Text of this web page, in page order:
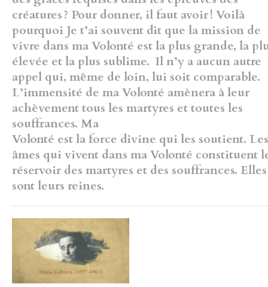
créatures ? Pour donner, il faut avoir ! Voilà
pourquoi Je t’ai souvent dit que la mission de
vivre dans ma Volonté est la plus grande, la
élevée et la plus sublime. Il n’y a aucun autre
appel qui, même de loin, lui soit comparable.
L’immensité de ma Volonté amènera à leur
achèvement tous les martyres et toutes les
souffrances. Ma
Volonté est la force divine qui les soutient. Les
âmes qui vivent dans ma Volonté constituent
réservoir des martyres et des souffrances. Elles
sont leurs reines.